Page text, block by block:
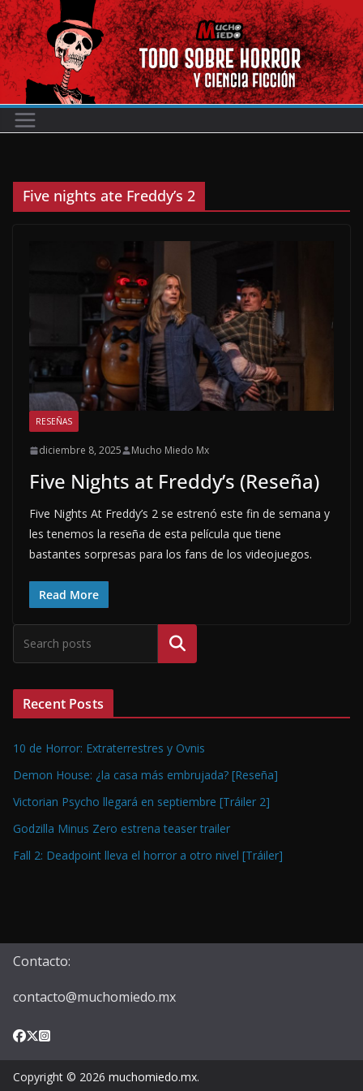
Saltar
al
contenido
Five nights ate Freddy’s 2
RESEÑAS
diciembre 8, 2025 Mucho Miedo Mx
Five Nights at Freddy’s (Reseña)
Five Nights At Freddy’s 2 se estrenó este fin de semana y
les tenemos la reseña de esta película que tiene
bastantes sorpresas para los fans de los videojuegos.
Read More
Buscar
Recent Posts
10 de Horror: Extraterrestres y Ovnis
Demon House: ¿la casa más embrujada? [Reseña]
Victorian Psycho llegará en septiembre [Tráiler 2]
Godzilla Minus Zero estrena teaser trailer
Fall 2: Deadpoint lleva el horror a otro nivel [Tráiler]
Contacto:
contacto@muchomiedo.mx
Copyright © 2026 muchomiedo.mx.